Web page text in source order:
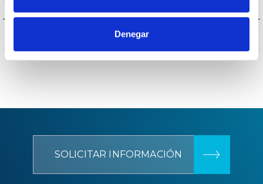
Denegar
Protección sobretensiones
SOLICITAR INFORMACIÓN